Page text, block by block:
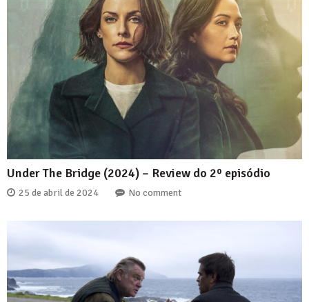
Under The Bridge (2024) – Review do 2º episódio
25 de abril de 2024 No comment